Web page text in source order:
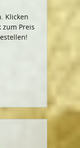
Klicken
zum Preis